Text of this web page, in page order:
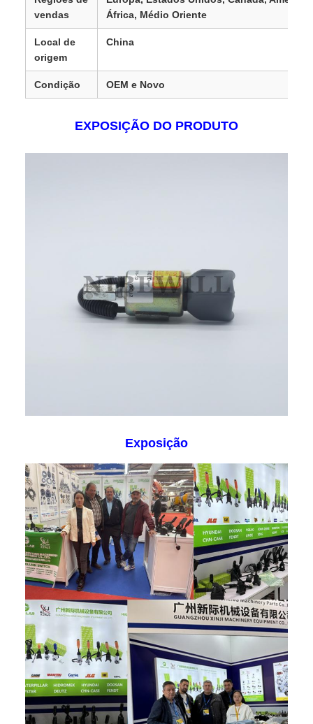
vendas
África, Médio Oriente
Local de
origem
China
Condição OEM e Novo
EXPOSIÇÃO DO PRODUTO
Exposição